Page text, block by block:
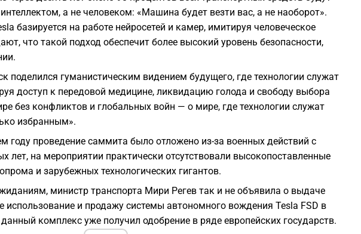
а не человеком: «Машина будет везти вас, а не наоборот».
базируется на работе нейросетей и камер, имитируя человеческое
что такой подход обеспечит более высокий уровень безопасности,
поделился гуманистическим видением будущего, где технологии служат
доступ к передовой медицине, ликвидацию голода и свободу выбора
без конфликтов и глобальных войн — о мире, где технологии служат
избранным».
году проведение саммита было отложено из-за военных действий с
лет, на мероприятии практически отсутствовали высокопоставленные
и зарубежных технологических гигантов.
министр транспорта Мири Регев так и не объявила о выдаче
использование и продажу системы автономного вождения Tesla FSD в
комплекс уже получил одобрение в ряде европейских государств.